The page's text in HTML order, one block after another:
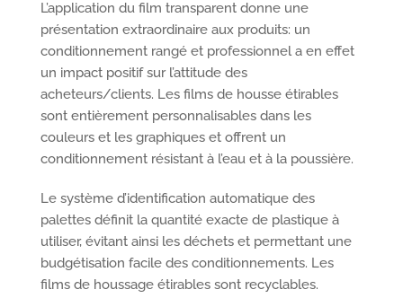
L’application du film transparent donne une
présentation extraordinaire aux produits: un
conditionnement rangé et professionnel a en effet
un impact positif sur l’attitude des
acheteurs/clients. Les films de housse étirables
sont entièrement personnalisables dans les
couleurs et les graphiques et offrent un
conditionnement résistant à l’eau et à la poussière.
Le système d’identification automatique des
palettes définit la quantité exacte de plastique à
utiliser, évitant ainsi les déchets et permettant une
budgétisation facile des conditionnements. Les
films de houssage étirables sont recyclables.